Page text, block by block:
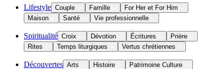
Lifestyle Couple Famille
For Her et For Him
Maison
Santé Vie professionnelle
Spiritualité Croix Dévotion Écritures
Prière
Rites
Temps liturgiques Vertus chrétiennes
Découvertes Arts Histoire
Patrimoine Culture